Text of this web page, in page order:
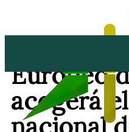
Europeo
acogerá